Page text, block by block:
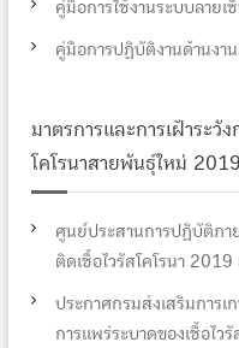
คู่มือการใช้งานระบบลายเ
คู่มือการปฏิบัติงานด้านงา
มาตรการและการเฝ้าระวั
โคโรนาสายพันธุ์ใหม่
ศูนย์ประสานการปฏิบัติภา
ติดเชื้อไวรัสโคโรนา
ประกาศกรมส่งเสริมการเ
การแพร่ระบาดของเชื้อไ